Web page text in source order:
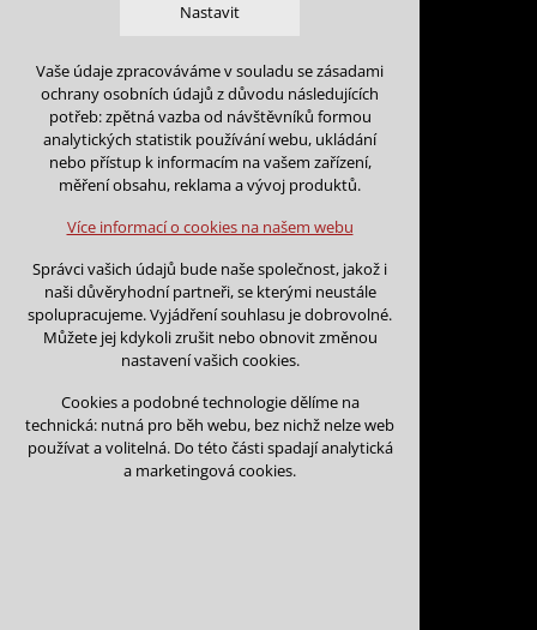
Rezervace na:
Zpět na kalendář
Na tento den nejsou podány
Na tento den nelze podávat
Nastavit
Technická cookies
nutná pro provozování webu
udržení kontextu stránek (session):
případná přihlášení, volby jazyka, apod.
Volitelná cookies
analytická pro anonymizované vyhodnocení
návštěvnosti
marketingová cookies (Google)
Více informací o cookies na našem webu
Odmítnout vše
Vaše údaje zpracováváme v souladu se zásadami
ochrany osobních údajů z důvodu následujících
potřeb: zpětná vazba od návštěvníků formou
analytických statistik používání webu, ukládání
nebo přístup k informacím na vašem zařízení,
měření obsahu, reklama a vývoj produktů.
Více informací o cookies na našem webu
Správci vašich údajů bude naše společnost, jakož i
naši důvěryhodní partneři, se kterými neustále
spolupracujeme. Vyjádření souhlasu je dobrovolné.
Můžete jej kdykoli zrušit nebo obnovit změnou
nastavení vašich cookies.
Cookies a podobné technologie dělíme na
technická: nutná pro běh webu, bez nichž nelze web
používat a volitelná. Do této části spadají analytická
a marketingová cookies.